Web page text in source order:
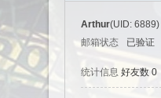
Arthur(UID: 6889)
邮箱状态
已验证
统计信息 好友数 0